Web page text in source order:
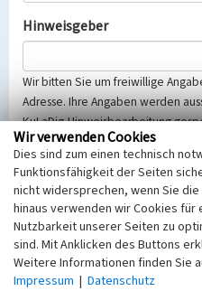
Hinweisgeber
Wir bitten Sie um freiwillige
Adresse. Ihre Angaben werden
KuLaDig-Hinweisbearbeitung
Selbstverständlich werden diese
Telemediengesetzes, des
dem 25.05.2018 gültigen
(EU-DSGVO) vertraulich
Hinweise zumDatenschutz
Nachricht
Wir verwenden Cookies
Dies sind zum einen technisch
Funktionsfähigkeit der Seiten
nicht widersprechen, wenn Sie
hinaus verwenden wir Cookies für
Nutzbarkeit unserer Seiten zu
sind. Mit Anklicken des Buttons
Weitere Informationen finden Sie
Impressum | Datenschutz